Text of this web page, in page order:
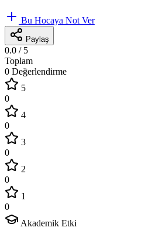
Bu Hocaya Not Ver
Paylaş
0.0 / 5
Toplam
0 Değerlendirme
5
0
4
0
3
0
2
0
1
0
Akademik Etki